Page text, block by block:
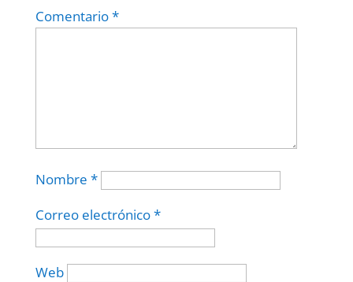
Comentario*
Nombre *
Correo electrónico*
Web